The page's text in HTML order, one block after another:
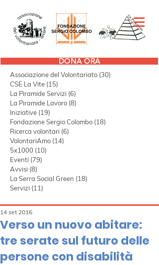
DONA ORA
Tutti i post(297)297 post
Associazione del Volontariato (30)
CSE La Vite (15)
La Piramide Servizi (6)
La Piramide Lavoro (8)
Iniziative (19)
Fondazione Sergio Colombo (18)
Ricerca volontari (6)
VolontariAmo (14)
5x1000 (10)
Eventi (79)
Avvisi (8)
La Serra Social Green (18)
Servizi (11)
Verso un nuovo abitare:
tre serate sul futuro delle
persone con disabilità
14 set 2016